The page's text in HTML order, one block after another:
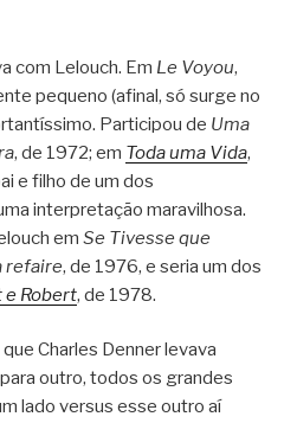
com Lelouch. Em Le Voyou,
pequeno (afinal, só surge no
Participou de Uma
, de 1972; em Toda uma Vida,
e filho de um dos
interpretação maravilhosa.
em Se Tivesse que
refaire, de 1976, e seria um dos
e Robert, de 1978.
Charles Denner levava
outro, todos os grandes
lado versus esse outro aí